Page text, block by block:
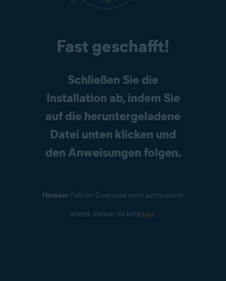
Fast geschafft!
Schließen Sie die
Installation ab, indem Sie
auf die heruntergeladene
Datei unten klicken und
den Anweisungen folgen.
Hinweis: Falls Ihr Download nicht automatisch
startet, klicken Sie bitte hier.